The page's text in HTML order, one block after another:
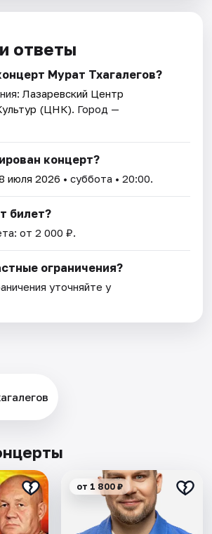
ответы
Мурат Тхагалегов?
Лазаревский Центр
(ЦНК). Город —
концерт?
июля 2026 • суббота • 20:00.
билет?
от 2 000 ₽.
ограничения?
уточняйте у
от 1 800 ₽